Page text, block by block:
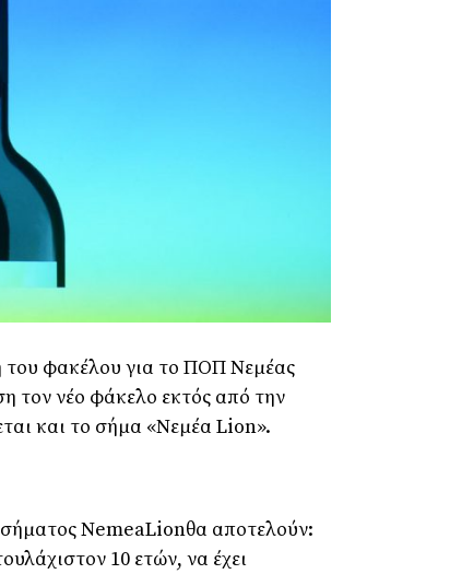
φακέλου για το ΠΟΠ Νεμέας
τον νέο φάκελο εκτός από την
και το σήμα «Νεμέα Lion».
NemeaLionθα αποτελούν:
10 ετών, να έχει